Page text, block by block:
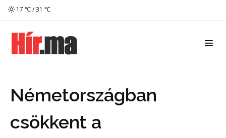
17 ℃ / 31 ℃
Németországban
csökkent a